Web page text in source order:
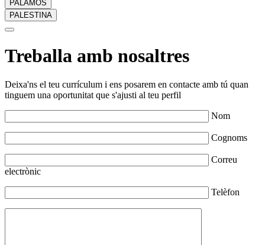
PALAMÓS
PALESTINA
Treballa amb nosaltres
Deixa'ns el teu currículum i ens posarem en contacte amb tú quan
tinguem una oportunitat que s'ajusti al teu perfil
Nom
Cognoms
Correu
electrònic
Telèfon